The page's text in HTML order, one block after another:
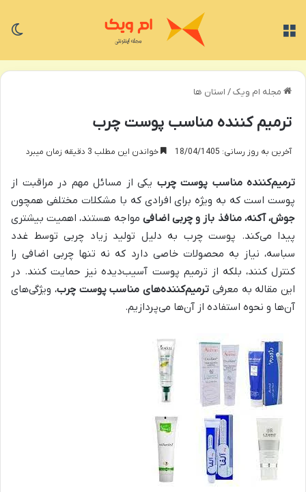
مجله ام ویک/ استان ها
ترمیم کننده مناسب پوست چرب
آخرین به روز رسانی: 18/04/1405 خواندن این مطلب 3 دقیقه زمان میبرد
ترمیم‌کننده مناسب پوست چرب یکی از مسائل مهم در مراقبت از
پوست است که به ویژه برای افرادی که با مشکلات مختلفی همچون
جوش، آکنه، منافذ باز و چربی اضافی مواجه هستند، اهمیت بیشتری
پیدا می‌کند. پوست چرب به دلیل تولید زیاد چربی توسط غدد
سباسه، نیاز به محصولات خاصی دارد که نه تنها چربی اضافی را
کنترل کنند، بلکه از ترمیم پوست آسیب‌دیده نیز حمایت کنند. در
این مقاله به معرفی ترمیم‌کننده‌های مناسب پوست چرب، ویژگی‌های
آن‌ها و نحوه استفاده از آن‌ها می‌پردازیم.